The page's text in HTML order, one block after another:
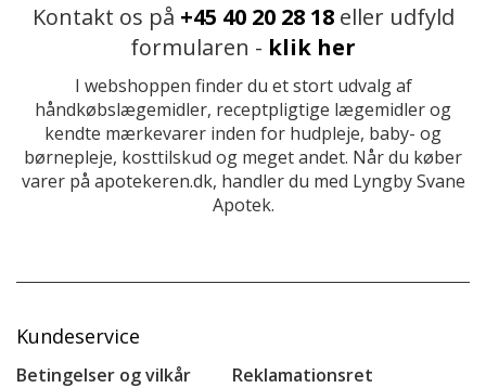
Kontakt os på +45 40 20 28 18eller udfyld
formularen - klik her
I webshoppen finder du et stort udvalg af
håndkøbslægemidler, receptpligtige lægemidler og
kendte mærkevarer inden for hudpleje, baby- og
børnepleje, kosttilskud og meget andet. Når du køber
varer på apotekeren.dk, handler du med Lyngby Svane
Apotek.
Kundeservice
Betingelser og vilkår
Reklamationsret